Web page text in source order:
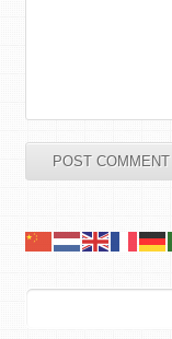
Arama: